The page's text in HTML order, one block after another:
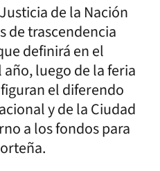
de la Nación
de trascendencia
definirá en el
luego de la feria
el diferendo
y de la Ciudad
a los fondos para